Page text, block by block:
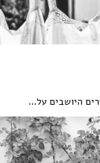
היושבים על...